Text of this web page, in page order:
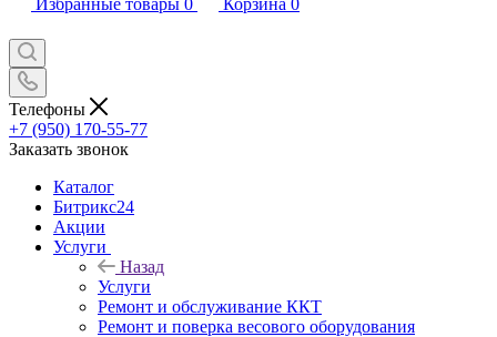
Избранные товары 0 Корзина 0
Телефоны
+7 (950) 170-55-77
Заказать звонок
Каталог
Битрикс24
Акции
Услуги
Назад
Услуги
Ремонт и обслуживание ККТ
Ремонт и поверка весового оборудования